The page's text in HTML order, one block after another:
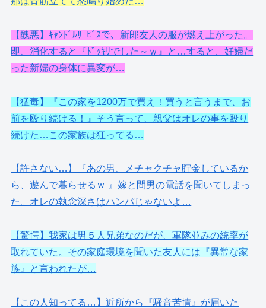
【醜悪】ｷｬﾝﾄﾞﾙｻｰﾋﾞｽで、新郎友人の服が燃え上がった。
即、消化すると『ﾄﾞｯｷﾘでした～ｗ』と…すると、妊婦だ
った新婦の身体に異変が…
【猛毒】『この家を1200万で買え！買うと言うまで、お
前を殴り続ける！』そう言って、親父はオレの事を殴り
続けた…この家族は狂ってる…
【許さない…】『あの男、メチャクチャ貯金しているか
ら、遊んで暮らせるｗ 』嫁と間男の電話を聞いてしまっ
た。オレの執念深さはハンパじゃないよ…
【驚愕】我家は男５人兄弟なのだが、軍隊並みの統率が
取れていた。その家庭環境を聞いた友人には『異常な家
族』と言われたが…
【この人知ってる…】近所から『騒音苦情』が届いた